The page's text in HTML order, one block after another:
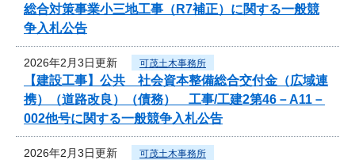
総合対策事業小三地工事（R7補正）に関する一般競
争入札公告
2026年2月3日更新 可茂土木事務所
【建設工事】公共 社会資本整備総合交付金（広域連
携）（道路改良）（債務） 工事/工建2第46－A11－
002他号に関する一般競争入札公告
2026年2月3日更新 可茂土木事務所